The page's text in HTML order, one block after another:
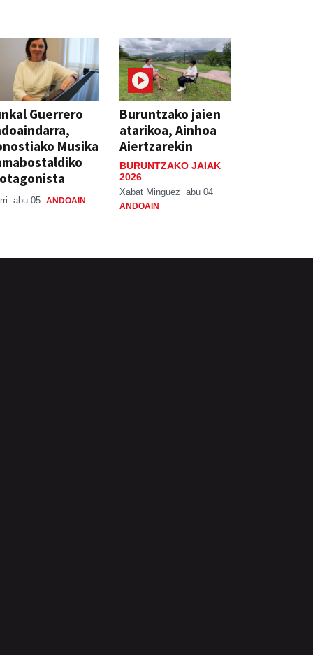
Guerrero
Musika
abu 05 ANDOAIN
Buruntzako jaien
atarikoa, Ainhoa
Aiertzarekin
BURUNTZAKO JAIAK
2026
Xabat Minguez abu 04
ANDOAIN